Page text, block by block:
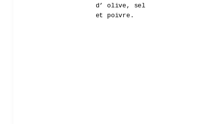
d’ olive, sel
et poivre.